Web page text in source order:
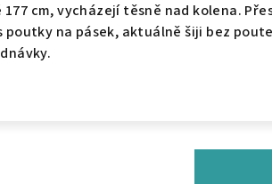
cm, vycházejí těsně nad kolena.
poutky na pásek, aktuálně šiji bez